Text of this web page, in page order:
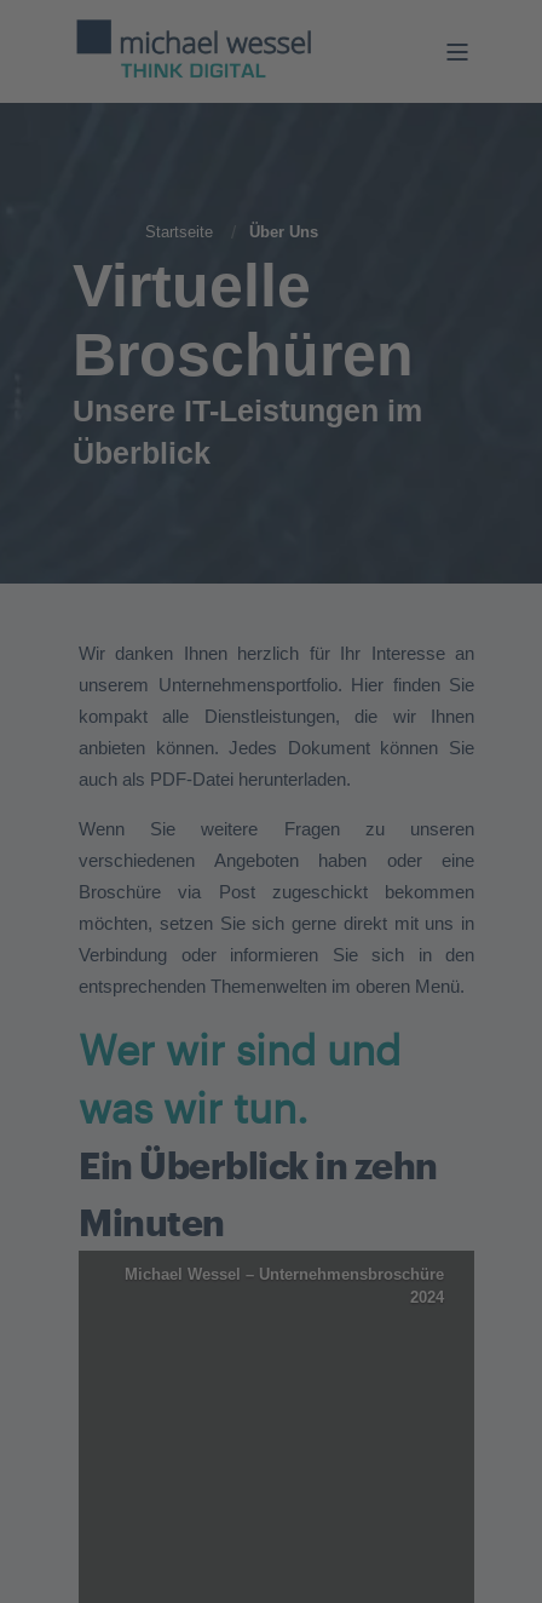
Startseite Über Uns
Virtuelle
Broschüren
Unsere IT-Leistungen im
Überblick
Wir danken Ihnen herzlich für Ihr Interesse an
unserem Unternehmensportfolio. Hier finden Sie
kompakt alle Dienstleistungen, die wir Ihnen
anbieten können. Jedes Dokument können Sie
auch als PDF-Datei herunterladen.
Wenn Sie weitere Fragen zu unseren
verschiedenen Angeboten haben oder eine
Broschüre via Post zugeschickt bekommen
möchten, setzen Sie sich gerne direkt mit uns in
Verbindung oder informieren Sie sich in den
entsprechenden Themenwelten im oberen Menü.
Wer wir sind und
was wir tun.
Ein Überblick in zehn
Minuten